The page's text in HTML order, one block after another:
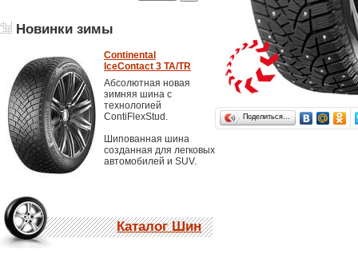
Новинки зимы
Continental
IceContact 3 TA/TR
Абсолютная новая
зимняя шина с
технологией
ContiFlexStud.
Шипованная шина
созданная для легковых
автомобилей и SUV.
Каталог Шин
Поделиться…